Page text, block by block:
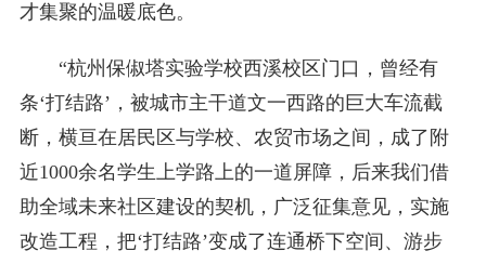
才集聚的温暖底色。
“杭州保俶塔实验学校西溪校区门口，曾经有
条‘打结路’，被城市主干道文一西路的巨大车流截
断，横亘在居民区与学校、农贸市场之间，成了附
近1000余名学生上学路上的一道屏障，后来我们借
助全域未来社区建设的契机，广泛征集意见，实施
改造工程，把‘打结路’变成了连通桥下空间、游步